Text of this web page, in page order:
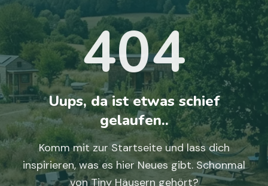
404
Uups, da ist etwas schief
gelaufen..
Komm mit zur Startseite und lass dich
inspirieren, was es hier Neues gibt. Schonmal
von Tiny Häusern gehört?